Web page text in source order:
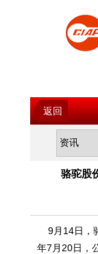
返回
骆驼股
9月14日，
年7月20日，